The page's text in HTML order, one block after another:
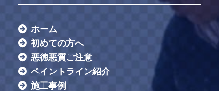
ホーム
初めての方へ
悪徳悪質ご注意
ペイントライン紹介
施工事例